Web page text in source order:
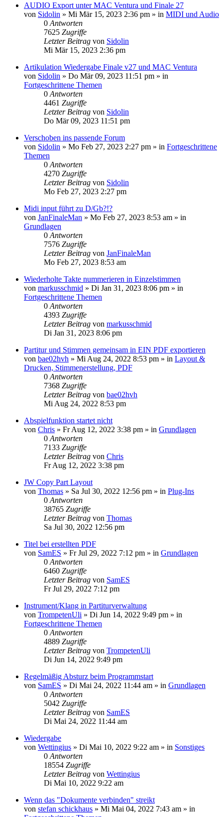
AUDIO Export unter MAC Ventura und Finale 27
von Sidolin » Mi Mär 15, 2023 2:36 pm » in MIDI und Audio
0 Antworten
7625 Zugriffe
Letzter Beitrag von Sidolin
Mi Mär 15, 2023 2:36 pm
Artikulation Wiedergabe Finale v27 und MAC Ventura
von Sidolin » Do Mär 09, 2023 11:51 pm » in
Fortgeschrittene Themen
0 Antworten
4461 Zugriffe
Letzter Beitrag von Sidolin
Do Mär 09, 2023 11:51 pm
Verschoben ins passende Forum
von Sidolin » Mo Feb 27, 2023 2:27 pm » in Fortgeschrittene
Themen
0 Antworten
4270 Zugriffe
Letzter Beitrag von Sidolin
Mo Feb 27, 2023 2:27 pm
Midi input führt zu D/Gb?!?
von JanFinaleMan » Mo Feb 27, 2023 8:53 am » in
Grundlagen
0 Antworten
7576 Zugriffe
Letzter Beitrag von JanFinaleMan
Mo Feb 27, 2023 8:53 am
Wiederholte Takte nummerieren in Einzelstimmen
von markusschmid » Di Jan 31, 2023 8:06 pm » in
Fortgeschrittene Themen
0 Antworten
4393 Zugriffe
Letzter Beitrag von markusschmid
Di Jan 31, 2023 8:06 pm
Partitur und Stimmen gemeinsam in EIN PDF exportieren
von bae02hvh » Mi Aug 24, 2022 8:53 pm » in Layout &
Drucken, Stimmenerstellung, PDF
0 Antworten
7368 Zugriffe
Letzter Beitrag von bae02hvh
Mi Aug 24, 2022 8:53 pm
Abspielfunktion startet nicht
von Chris » Fr Aug 12, 2022 3:38 pm » in Grundlagen
0 Antworten
7133 Zugriffe
Letzter Beitrag von Chris
Fr Aug 12, 2022 3:38 pm
JW Copy Part Layout
von Thomas » Sa Jul 30, 2022 12:56 pm » in Plug-Ins
0 Antworten
38765 Zugriffe
Letzter Beitrag von Thomas
Sa Jul 30, 2022 12:56 pm
Titel bei erstellten PDF
von SamES » Fr Jul 29, 2022 7:12 pm » in Grundlagen
0 Antworten
6460 Zugriffe
Letzter Beitrag von SamES
Fr Jul 29, 2022 7:12 pm
Instrument/Klang in Partiturverwaltung
von TrompetenUli » Di Jun 14, 2022 9:49 pm » in
Fortgeschrittene Themen
0 Antworten
4889 Zugriffe
Letzter Beitrag von TrompetenUli
Di Jun 14, 2022 9:49 pm
Regelmäßig Absturz beim Programmstart
von SamES » Di Mai 24, 2022 11:44 am » in Grundlagen
0 Antworten
5042 Zugriffe
Letzter Beitrag von SamES
Di Mai 24, 2022 11:44 am
Wiedergabe
von Wettingius » Di Mai 10, 2022 9:22 am » in Sonstiges
0 Antworten
18554 Zugriffe
Letzter Beitrag von Wettingius
Di Mai 10, 2022 9:22 am
Wenn das "Dokumente verbinden" streikt
von stefan schickhaus » Mi Mai 04, 2022 7:43 am » in